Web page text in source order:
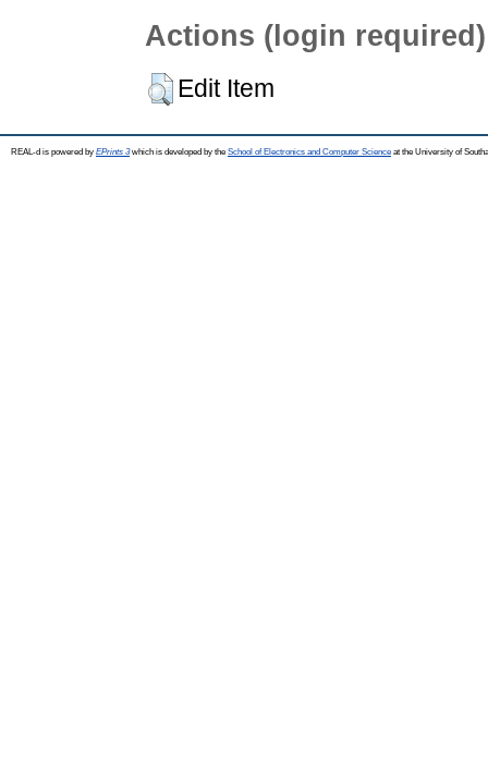
Actions (login required)
Edit Item
REAL-d is powered by EPrints 3which is developed by the School of Electronics and Computer Science at the University of